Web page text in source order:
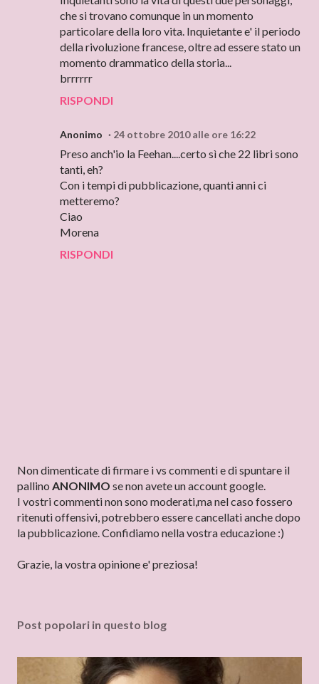
che si trovano comunque in un momento
particolare della loro vita. Inquietante e' il periodo
della rivoluzione francese, oltre ad essere stato un
momento drammatico della storia...
brrrrrr
RISPONDI
Anonimo 24 ottobre 2010 alle ore 16:22
Preso anch'io la Feehan....certo sì che 22 libri sono
tanti, eh?
Con i tempi di pubblicazione, quanti anni ci
metteremo?
Ciao
Morena
RISPONDI
P
o
s
t
a
n
m
n
Non dimenticate di firmare i vs commenti e di spuntare il
pallino ANONIMO se non avete un account google.
I vostri commenti non sono moderati,ma nel caso fossero
ritenuti offensivi, potrebbero essere cancellati anche dopo
la pubblicazione. Confidiamo nella vostra educazione :)
Grazie, la vostra opinione e' preziosa!
Post popolari in questo blog